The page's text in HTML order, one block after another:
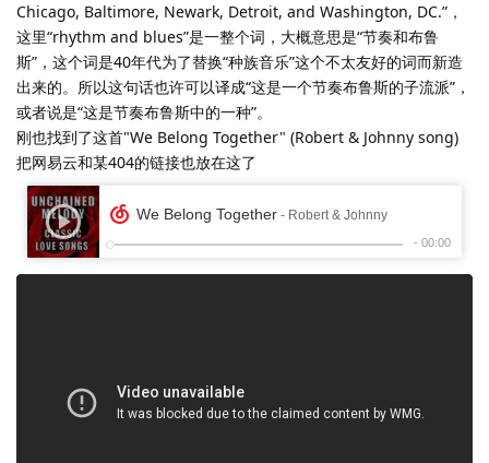
Chicago, Baltimore, Newark, Detroit, and Washington, DC.”，
这里“rhythm and blues”是一整个词，大概意思是“节奏和布鲁
斯”，这个词是40年代为了替换“种族音乐”这个不太友好的词而新造
出来的。所以这句话也许可以译成“这是一个节奏布鲁斯的子流派”，
或者说是“这是节奏布鲁斯中的一种”。
刚也找到了这首"We Belong Together" (Robert & Johnny song)
把网易云和某404的链接也放在这了